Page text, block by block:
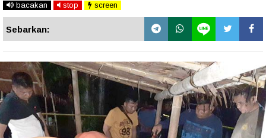
bacakan stop screen
Sebarkan: